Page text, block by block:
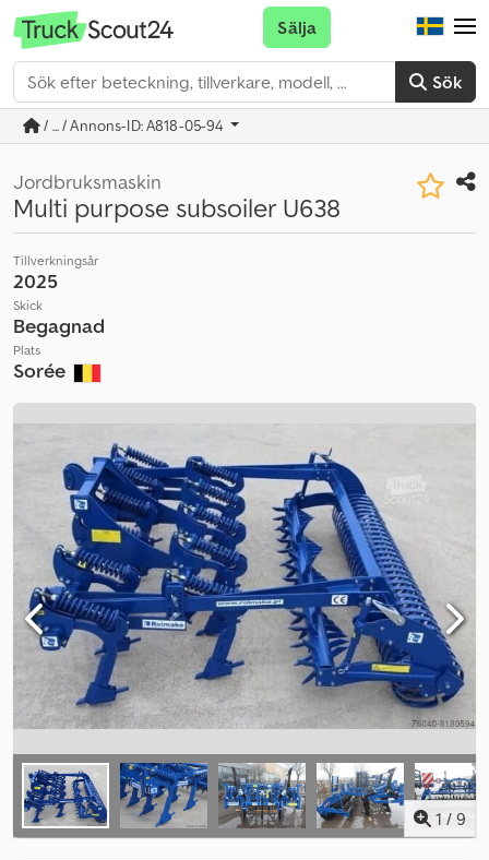
Sök
Sälja
/ ... / Annons-ID: A818-05-94
Jordbruksmaskin
Multi purpose subsoiler U638
Tillverkningsår
2025
Skick
Begagnad
Plats
Sorée
1 / 9